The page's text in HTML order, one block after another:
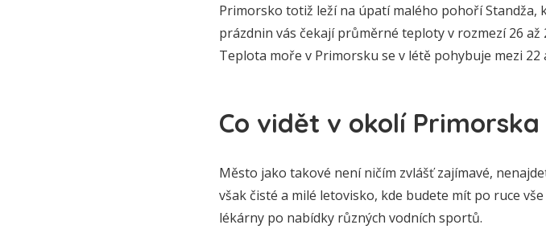
Primorsko totiž leží na úpatí malého pohoří Standža,
prázdnin vás čekají průměrné teploty v rozmezí 26 až
Teplota moře v Primorsku se v létě pohybuje mezi 22
Co vidět v okolí Primorska
Město jako takové není ničím zvlášť zajímavé,
však čisté a milé letovisko, kde budete mít po ruce
lékárny po nabídky různých vodních sportů.